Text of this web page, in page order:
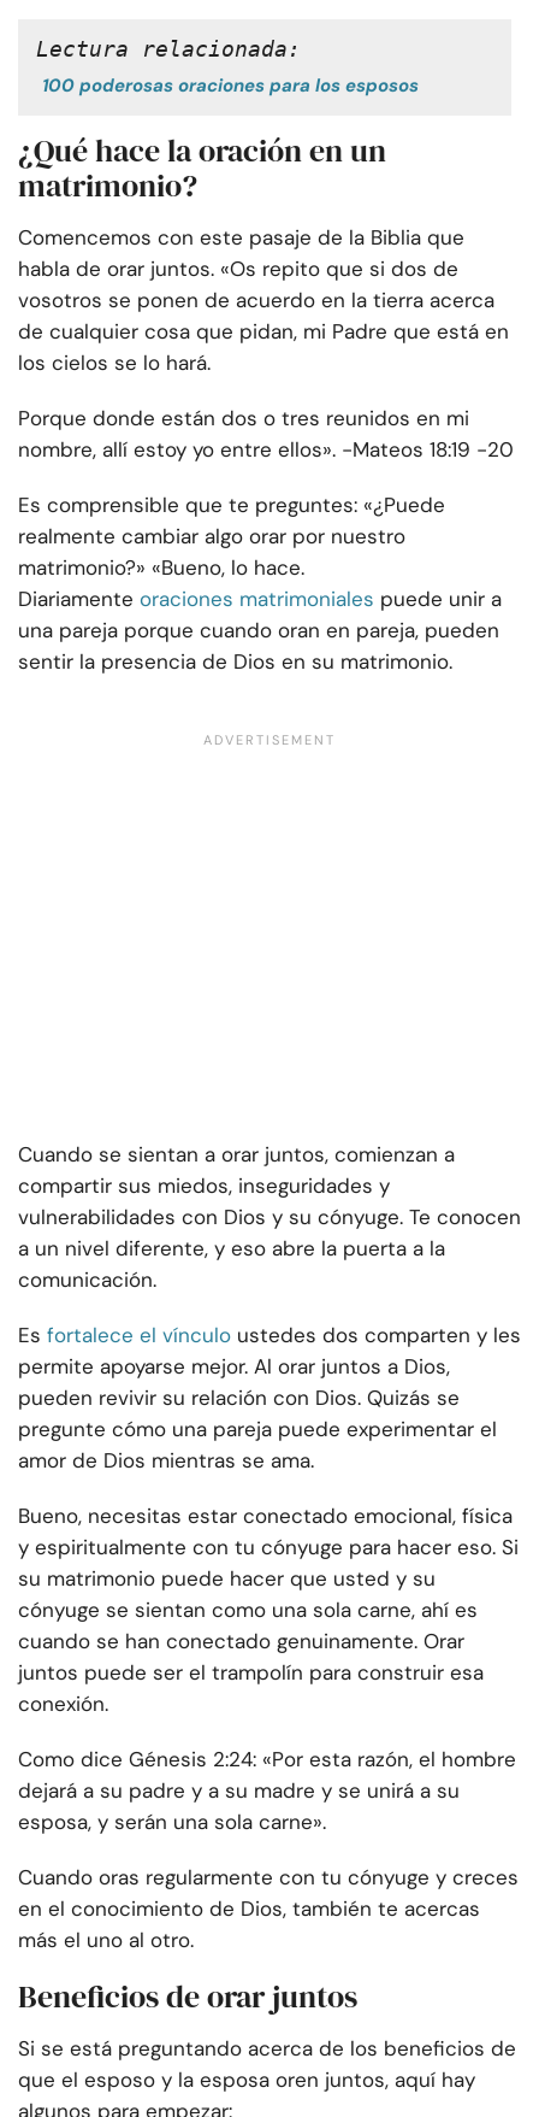
Lectura relacionada:
100 poderosas oraciones para los esposos
¿Qué hace la oración en un
matrimonio?
Comencemos con este pasaje de la Biblia que
habla de orar juntos. «Os repito que si dos de
vosotros se ponen de acuerdo en la tierra acerca
de cualquier cosa que pidan, mi Padre que está en
los cielos se lo hará.
Porque donde están dos o tres reunidos en mi
nombre, allí estoy yo entre ellos». -Mateos 18:19 -20
Es comprensible que te preguntes: «¿Puede
realmente cambiar algo orar por nuestro
matrimonio?» «Bueno, lo hace.
Diariamente oraciones matrimoniales puede unir a
una pareja porque cuando oran en pareja, pueden
sentir la presencia de Dios en su matrimonio.
Cuando se sientan a orar juntos, comienzan a
compartir sus miedos, inseguridades y
vulnerabilidades con Dios y su cónyuge. Te conocen
a un nivel diferente, y eso abre la puerta a la
comunicación.
Es fortalece el vínculo ustedes dos comparten y les
permite apoyarse mejor. Al orar juntos a Dios,
pueden revivir su relación con Dios. Quizás se
pregunte cómo una pareja puede experimentar el
amor de Dios mientras se ama.
Bueno, necesitas estar conectado emocional, física
y espiritualmente con tu cónyuge para hacer eso. Si
su matrimonio puede hacer que usted y su
cónyuge se sientan como una sola carne, ahí es
cuando se han conectado genuinamente. Orar
juntos puede ser el trampolín para construir esa
conexión.
Como dice Génesis 2:24: «Por esta razón, el hombre
dejará a su padre y a su madre y se unirá a su
esposa, y serán una sola carne».
Cuando oras regularmente con tu cónyuge y creces
en el conocimiento de Dios, también te acercas
más el uno al otro.
Beneficios de orar juntos
Si se está preguntando acerca de los beneficios de
que el esposo y la esposa oren juntos, aquí hay
algunos para empezar: